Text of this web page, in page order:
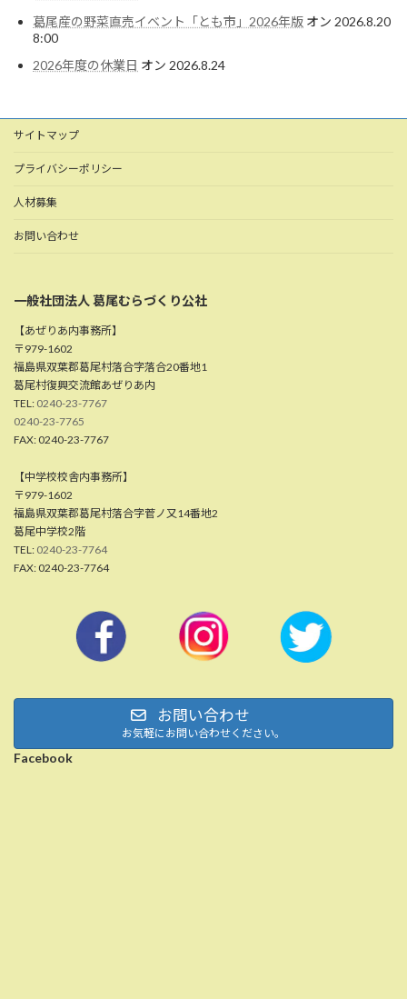
葛尾産の野菜直売イベント「とも市」2026年版 オン 2026.8.20
8:00
2026年度の休業日 オン 2026.8.24
サイトマップ
プライバシーポリシー
人材募集
お問い合わせ
一般社団法人 葛尾むらづくり公社
【あぜりあ内事務所】
〒979-1602
福島県双葉郡葛尾村落合字落合20番地1
葛尾村復興交流館あぜりあ内
TEL: 0240-23-7767
0240-23-7765
FAX: 0240-23-7767
【中学校校舎内事務所】
〒979-1602
福島県双葉郡葛尾村落合字菅ノ又14番地2
葛尾中学校2階
TEL: 0240-23-7764
FAX: 0240-23-7764
お問い合わせ
お気軽にお問い合わせください。
Facebook